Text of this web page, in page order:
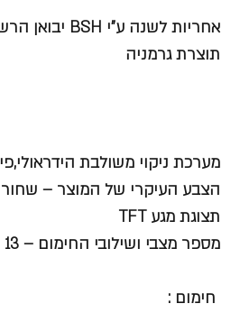
אחריות לשנה ע"י BSH יבואן הרשמי
תוצרת גרמניה
מערכת ניקוי משולבת
הצבע העיקרי של המוצר – שחור
תצוגת מגע TFT
מספר מצבי ושילובי החימום – 13
חימום :